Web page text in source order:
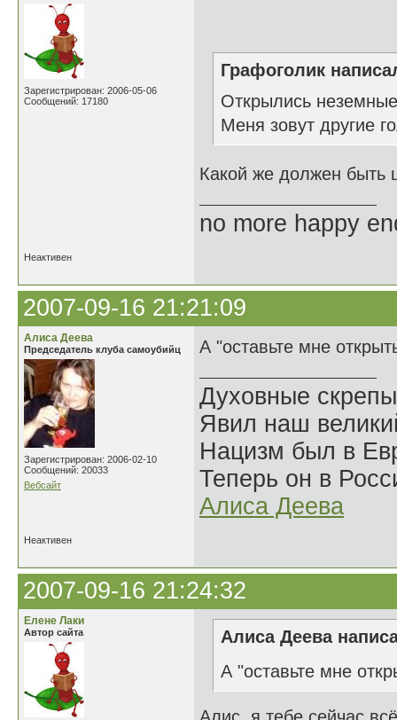
Зарегистрирован: 2006-05-06
Сообщений: 17180
Графоголик
Открылись
Меня зовут другие
Какой же должен быть
no more happy
Неактивен
2007-09-16 21:21:09
Алиса Деева
Председатель клуба самоубийц
Зарегистрирован: 2006-02-10
Сообщений: 20033
Вебсайт
А "оставьте мне
Духовные
Явил наш
Нацизм был в
Теперь он в
Алиса Деева
Неактивен
2007-09-16 21:24:32
Елене Лаки
Автор сайта
Алиса Деева
А "оставьте мне